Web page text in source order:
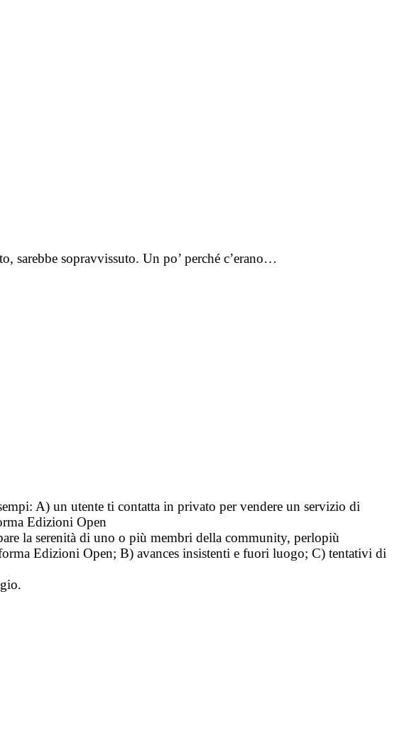
sarebbe sopravvissuto. Un po’ perché c’erano…
A) un utente ti contatta in privato per vendere un servizio di
Edizioni Open
la serenità di uno o più membri della community, perlopiù
Edizioni Open; B) avances insistenti e fuori luogo; C) tentativi di